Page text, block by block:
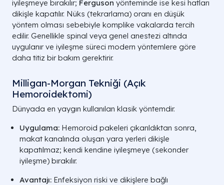
iyileşmeye bırakılır; Ferguson yönteminde ise kesi hatları
dikişle kapatılır. Nüks (tekrarlama) oranı en düşük
yöntem olması sebebiyle komplike vakalarda tercih
edilir. Genellikle spinal veya genel anestezi altında
uygulanır ve iyileşme süreci modern yöntemlere göre
daha titiz bir bakım gerektirir.
Milligan-Morgan Tekniği (Açık
Hemoroidektomi)
Dünyada en yaygın kullanılan klasik yöntemdir.
Uygulama: Hemoroid pakeleri çıkarıldıktan sonra,
makat kanalında oluşan yara yerleri dikişle
kapatılmaz; kendi kendine iyileşmeye (sekonder
iyileşme) bırakılır.
Avantajı: Enfeksiyon riski ve dikişlere bağlı